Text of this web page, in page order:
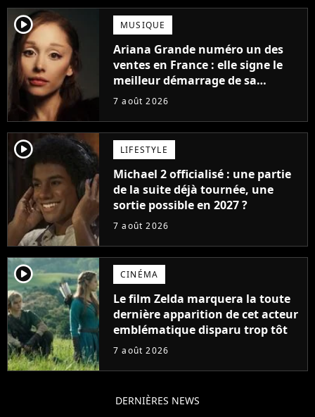
player2 MUSIQUE
Ariana Grande numéro un des
ventes en France : elle signe le
meilleur démarrage de sa
carrière avec son album Petal
7 août 2026
player2 LIFESTYLE
Michael 2 officialisé : une partie
de la suite déjà tournée, une
sortie possible en 2027 ?
7 août 2026
player2 CINÉMA
Le film Zelda marquera la toute
dernière apparition de cet acteur
emblématique disparu trop tôt
7 août 2026
DERNIÈRES NEWS